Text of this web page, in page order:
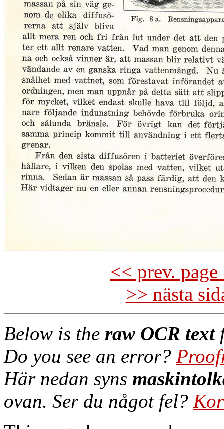
<< prev.
>> nästa
Below is the raw OCR text
Do you see an error?
Här nedan syns
ovan. Ser du något fel?